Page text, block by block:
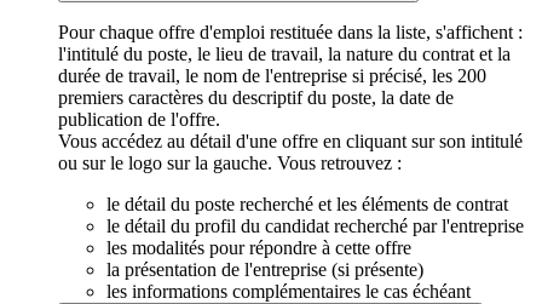
Pour chaque offre d'emploi restituée dans la liste, s'affichent :
l'intitulé du poste, le lieu de travail, la nature du contrat et la
durée de travail, le nom de l'entreprise si précisé, les 200
premiers caractères du descriptif du poste, la date de
publication de l'offre.
Vous accédez au détail d'une offre en cliquant sur son intitulé
ou sur le logo sur la gauche. Vous retrouvez :
le détail du poste recherché et les éléments de contrat
le détail du profil du candidat recherché par l'entreprise
les modalités pour répondre à cette offre
la présentation de l'entreprise (si présente)
les informations complémentaires le cas échéant